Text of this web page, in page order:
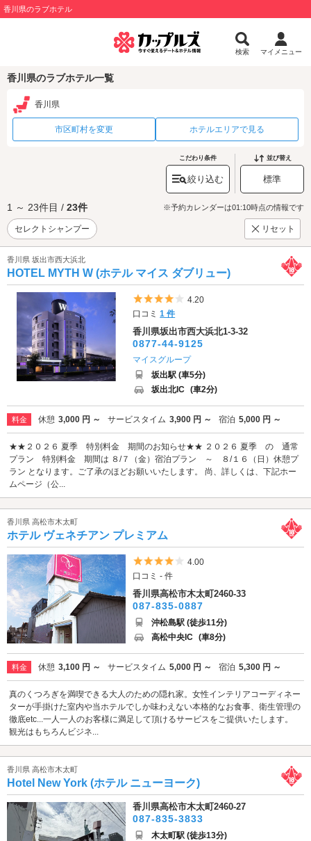
香川県のラブホテル
検索 マイメニュー
香川県のラブホテル一覧
香川県
市区町村を変更 ホテルエリアで見る
こだわり条件
絞り込む
並び替え
標準
1 ～ 23件目 / 23件 ※予約カレンダーは01:10時点の情報です
セレクトシャンプー リセット
香川県 坂出市西大浜北
HOTEL MYTH W (ホテル マイス ダブリュー)
5つ星のうち4
4.20
口コミ1 件
香川県坂出市西大浜北1-3-32
0877-44-9125
マイスグループ
坂出駅 (車5分)
坂出北IC (車2分)
料金 休憩 3,000 円 ～ サービスタイム 3,900 円 ～ 宿泊 5,000 円 ～
★★２０２６ 夏季 特別料金 期間のお知らせ★★ ２０２６ 夏季 の 通常
プラン 特別料金 期間は ８/７（金）宿泊プラン ～ ８/１６（日）休憩プ
ラン となります。ご了承のほどお願いいたします。 尚、詳しくは、下記ホー
ムページ（公...
香川県 高松市木太町
ホテル ヴェネチアン プレミアム
5つ星のうち4
4.00
口コミ - 件
香川県高松市木太町2460-33
087-835-0887
沖松島駅 (徒歩11分)
高松中央IC (車8分)
料金 休憩 3,100 円 ～ サービスタイム 5,000 円 ～ 宿泊 5,300 円 ～
真のくつろぎを満喫できる大人のための隠れ家。女性インテリアコーディネー
ターが手掛けた室内や当ホテルでしか味わえない本格的なお食事、衛生管理の
徹底etc...一人一人のお客様に満足して頂けるサービスをご提供いたします。
観光はもちろんビジネ...
香川県 高松市木太町
Hotel New York (ホテル ニューヨーク)
香川県高松市木太町2460-27
087-835-3833
木太町駅 (徒歩13分)